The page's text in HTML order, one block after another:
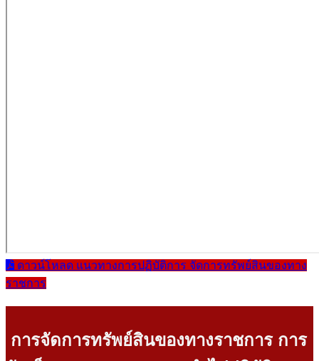
ดาวน์โหลด แนวทางการปฏิบัติการ จัดการทรัพย์สินของทาง
ราชการ
การจัดการทรัพย์สินของทางราชการ การ